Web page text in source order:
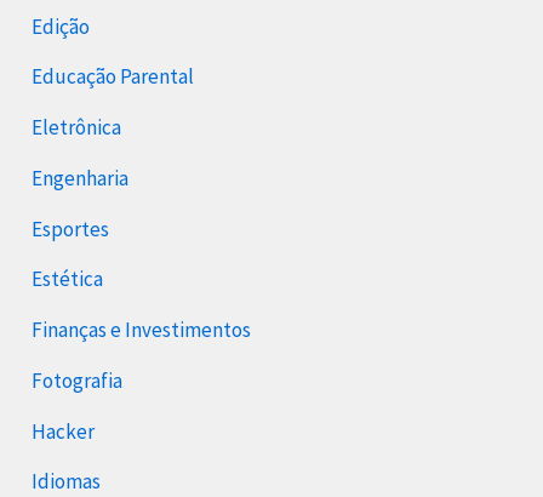
Edição
Educação Parental
Eletrônica
Engenharia
Esportes
Estética
Finanças e Investimentos
Fotografia
Hacker
Idiomas